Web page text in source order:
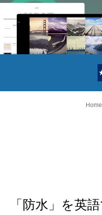
Home
「防水」を英